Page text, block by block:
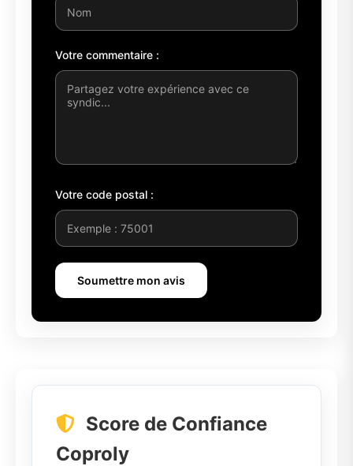
Votre commentaire :
Votre code postal :
Soumettre mon avis
Score de Confiance
Coproly